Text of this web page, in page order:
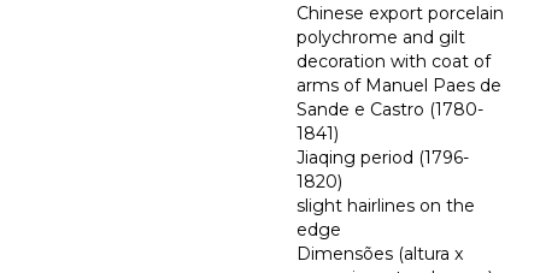
Chinese export porcelain
polychrome and gilt
decoration with coat of
arms of Manuel Paes de
Sande e Castro (1780-
1841)
Jiaqing period (1796-
1820)
slight hairlines on the
edge
Dimensões (altura x